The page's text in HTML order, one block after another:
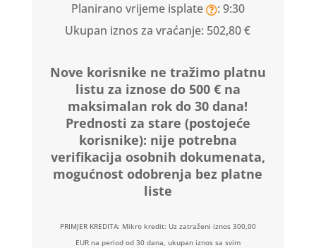
Planirano vrijeme isplate
: 9:30
Ukupan iznos za vraćanje: 502,80 €
Nove korisnike ne tražimo platnu
listu za iznose do 500 € na
maksimalan rok do 30 dana!
Prednosti za stare (postojeće
korisnike): nije potrebna
verifikacija osobnih dokumenata,
mogućnost odobrenja bez platne
liste
PRIMJER KREDITA: Mikro kredit: Uz zatraženi iznos 300,00
EUR na period od 30 dana, ukupan iznos sa svim